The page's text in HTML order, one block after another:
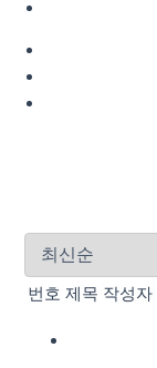
번호 제목 작성자